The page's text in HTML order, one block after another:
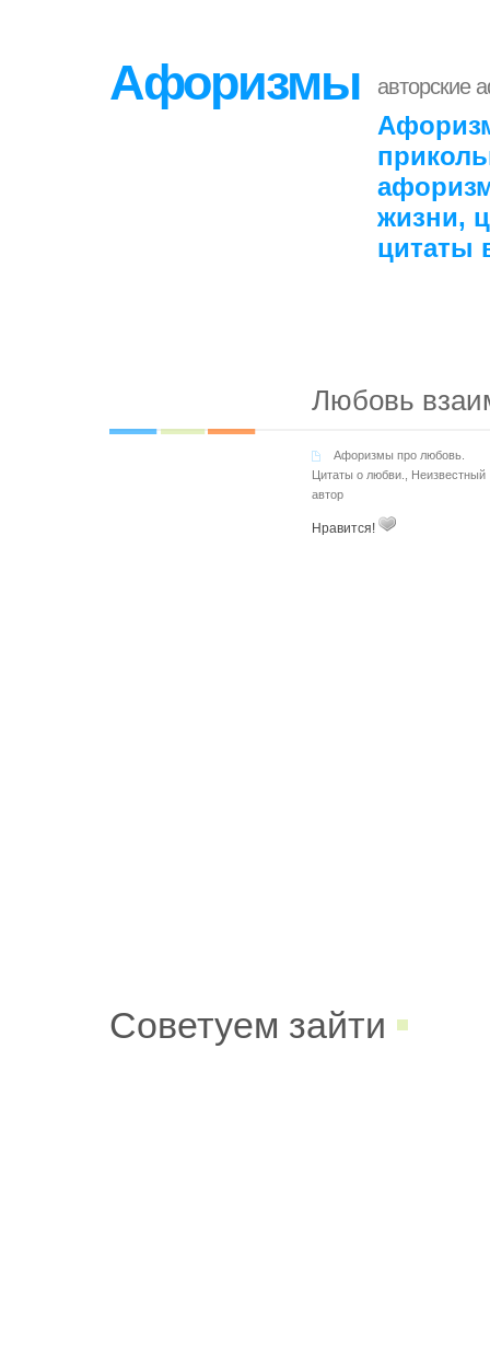
Афоризмы авторские
жизни,
цитаты
Любовь
Афоризмы про любовь.
Цитаты о любви.
Неизвестный
автор
Нравится!
Советуем зайти